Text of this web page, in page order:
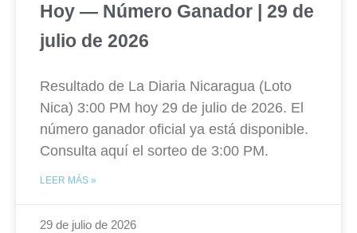
Hoy — Número Ganador | 29 de
julio de 2026
Resultado de La Diaria Nicaragua (Loto
Nica) 3:00 PM hoy 29 de julio de 2026. El
número ganador oficial ya está disponible.
Consulta aquí el sorteo de 3:00 PM.
LEER MÁS »
29 de julio de 2026